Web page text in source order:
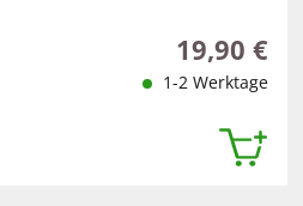
Regulärer
19,90 €
1-2 Werktage